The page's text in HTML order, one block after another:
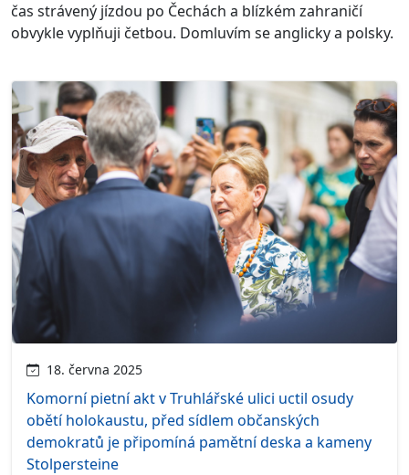
čas strávený jízdou po Čechách a blízkém zahraničí
obvykle vyplňuji četbou. Domluvím se anglicky a polsky.
18. června 2025
Komorní pietní akt v Truhlářské ulici uctil osudy
obětí holokaustu, před sídlem občanských
demokratů je připomíná pamětní deska a kameny
Stolpersteine